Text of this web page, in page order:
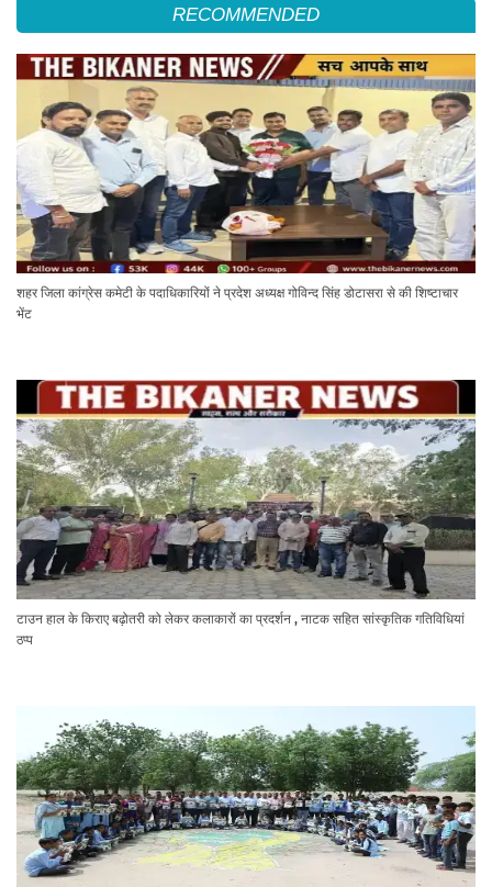
RECOMMENDED
शहर जिला कांग्रेस कमेटी के पदाधिकारियों ने प्रदेश अध्यक्ष गोविन्द सिंह डोटासरा से की शिष्टाचार
भेंट
टाउन हाल के किराए बढ़ोतरी को लेकर कलाकारों का प्रदर्शन , नाटक सहित सांस्कृतिक गतिविधियां
ठप्प